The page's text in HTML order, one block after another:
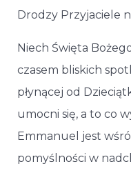
Drodzy Przyjaciele
Niech Święta
czasem bliskich
płynącej od
umocni się, a to co
Emmanuel jest
pomyślności w